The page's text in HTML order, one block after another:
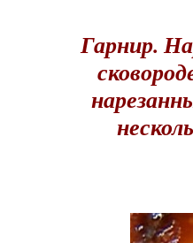
Гарнир.